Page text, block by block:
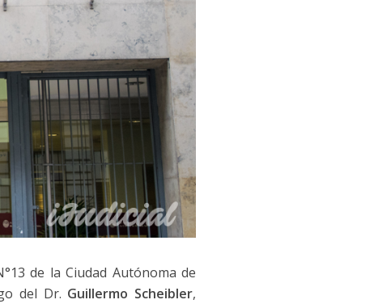
de la Ciudad Autónoma de
del Dr. Guillermo Scheibler,